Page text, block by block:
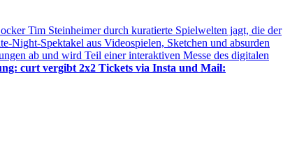
Tim Steinheimer durch kuratierte Spielwelten jagt, die der
Night-Spektakel aus Videospielen, Sketchen und absurden
ab und wird Teil einer interaktiven Messe des digitalen
curt vergibt 2x2 Tickets via Insta und Mail: